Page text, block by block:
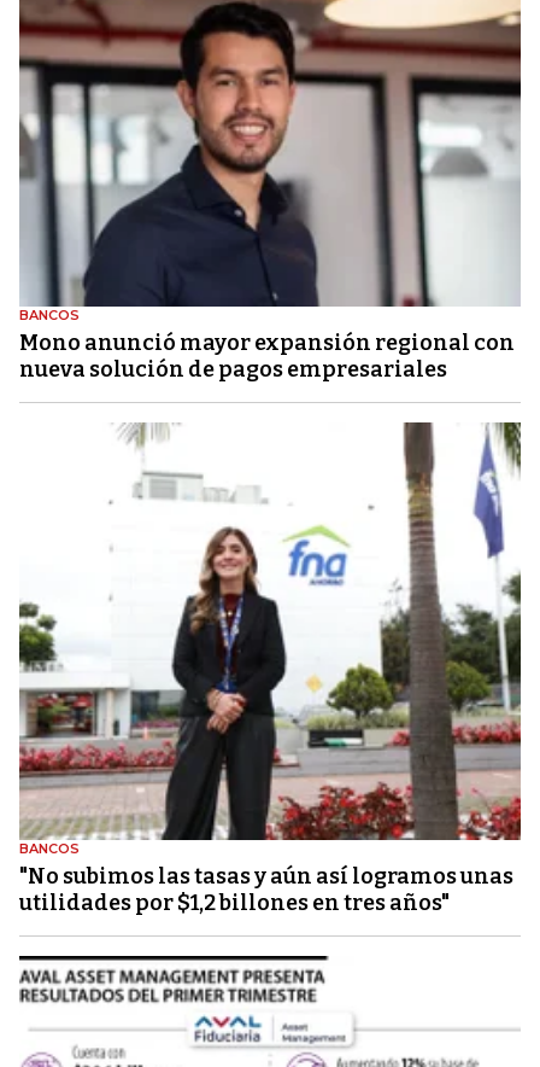
BANCOS
Mono anunció mayor expansión regional con
nueva solución de pagos empresariales
BANCOS
"No subimos las tasas y aún así logramos unas
utilidades por $1,2 billones en tres años"